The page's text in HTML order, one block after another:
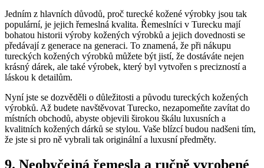
Jedním z hlavních důvodů, proč turecké kožené výrobky jsou tak
populární, ​je jejich řemeslná kvalita. ⁢Řemeslníci v Turecku mají
bohatou historii ‍výroby kožených výrobků a jejich dovednosti se
předávají z ‌generace na generaci. To znamená, že při nákupu
tureckých kožených výrobků můžete být jistí, že dostáváte nejen
krásný dárek, ale také ⁢výrobek,⁤ který byl vytvořen‌ s precizností​ a‌
láskou k⁤ detailům.
Nyní jste se dozvěděli​ o důležitosti a původu tureckých kožených
výrobků. Až budete navštěvovat‍ Turecko, nezapomeňte zavítat do
⁤místních obchodů, abyste objevili širokou‍ škálu luxusních a
kvalitních kožených dárků se stylou. Vaše blízcí budou nadšeni‌ tím,
že jste si pro ně vybrali ​tak originální a luxusní předměty.
9. Neobyčejná řemesla a ručně vyrobené